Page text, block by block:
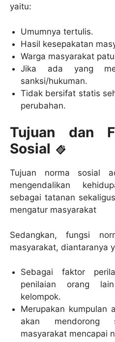
yaitu:
Umumnya tertulis.
Hasil kesepakatan
Warga masyarakat
Jika ada yang
sanksi/hukuman.
Tidak bersifat statis
perubahan.
Tujuan dan
Sosial
Tujuan norma sosial
mengendalikan
sebagai tatanan
mengatur masyarakat
Sedangkan, fungsi
masyarakat, diantaranya
Sebagai faktor
penilaian orang
kelompok.
Merupakan kumpulan
akan mendorong
masyarakat mencapai